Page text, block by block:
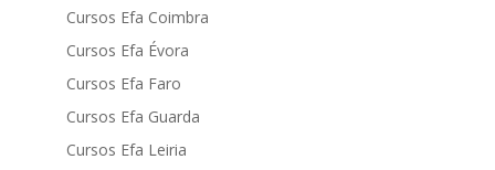
Cursos Efa Coimbra
Cursos Efa Évora
Cursos Efa Faro
Cursos Efa Guarda
Cursos Efa Leiria